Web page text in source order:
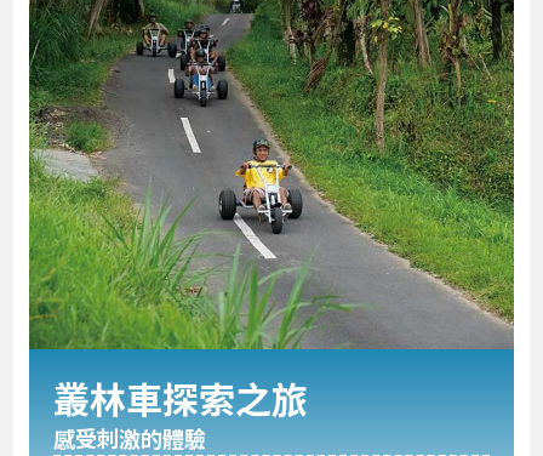
叢林車探索之旅
感受刺激的體驗